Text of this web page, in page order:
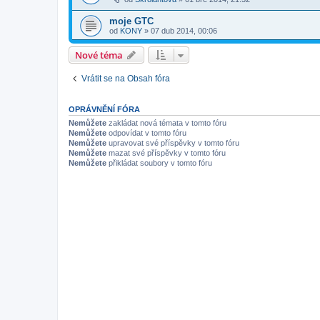
moje GTC
od KONY » 07 dub 2014, 00:06
Nové téma
Vrátit se na Obsah fóra
OPRÁVNĚNÍ FÓRA
Nemůžete zakládat nová témata v tomto fóru
Nemůžete odpovídat v tomto fóru
Nemůžete upravovat své příspěvky v tomto fóru
Nemůžete mazat své příspěvky v tomto fóru
Nemůžete přikládat soubory v tomto fóru